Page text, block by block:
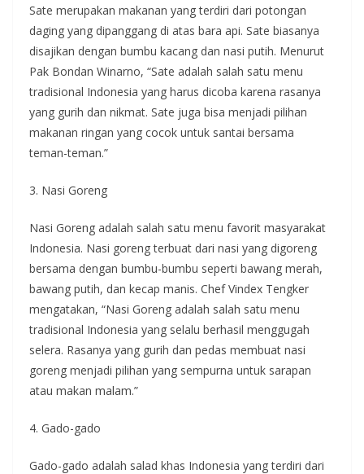
Sate merupakan makanan yang terdiri dari potongan
daging yang dipanggang di atas bara api. Sate biasanya
disajikan dengan bumbu kacang dan nasi putih. Menurut
Pak Bondan Winarno, “Sate adalah salah satu menu
tradisional Indonesia yang harus dicoba karena rasanya
yang gurih dan nikmat. Sate juga bisa menjadi pilihan
makanan ringan yang cocok untuk santai bersama
teman-teman.”
3. Nasi Goreng
Nasi Goreng adalah salah satu menu favorit masyarakat
Indonesia. Nasi goreng terbuat dari nasi yang digoreng
bersama dengan bumbu-bumbu seperti bawang merah,
bawang putih, dan kecap manis. Chef Vindex Tengker
mengatakan, “Nasi Goreng adalah salah satu menu
tradisional Indonesia yang selalu berhasil menggugah
selera. Rasanya yang gurih dan pedas membuat nasi
goreng menjadi pilihan yang sempurna untuk sarapan
atau makan malam.”
4. Gado-gado
Gado-gado adalah salad khas Indonesia yang terdiri dari